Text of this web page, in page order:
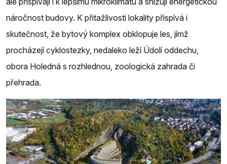
náročnost budovy. K přitažlivosti lokality přispívá i
skutečnost, že bytový komplex obklopuje les, jímž
procházejí cyklostezky, nedaleko leží Údolí oddechu,
obora Holedná s rozhlednou, zoologická zahrada či
přehrada.